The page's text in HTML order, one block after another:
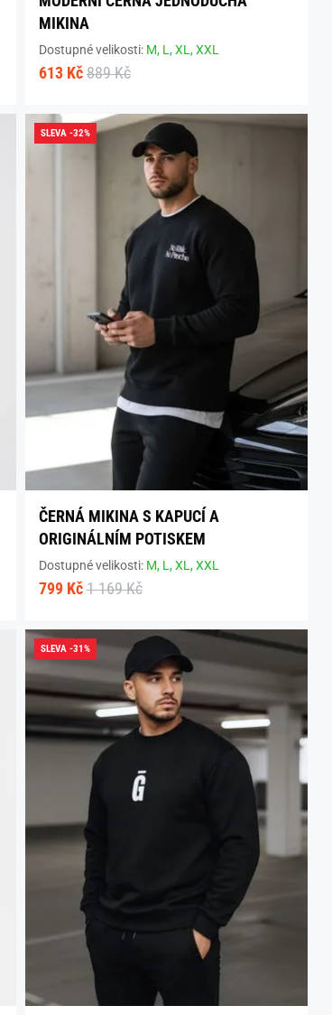
MIKINA
Dostupné velikosti: M, L,XL,XXL
613 Kč 889 Kč
SLEVA -32%
ČERNÁ MIKINA S KAPUCÍ A
ORIGINÁLNÍM POTISKEM
Dostupné velikosti: M, L,XL,XXL
799 Kč 1 169 Kč
SLEVA -31%